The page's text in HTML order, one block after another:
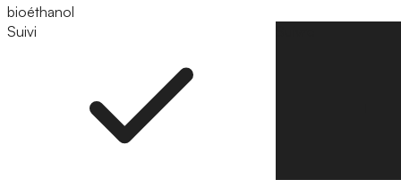
bioéthanol
Suivi